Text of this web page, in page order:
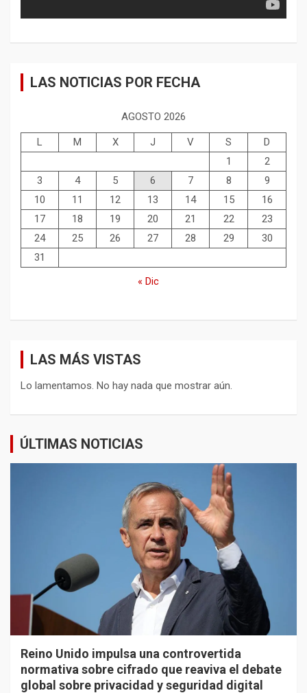
LAS NOTICIAS POR FECHA
AGOSTO 2026
L M X J V S
D
1
2
3
4 5 6 7 8
9
10
11 12 13 14 15
16
17
18 19 20 21 22
23
24
25 26 27 28 29
30
31
« Dic
LAS MÁS VISTAS
Lo lamentamos. No hay nada que mostrar aún.
ÚLTIMAS NOTICIAS
Reino Unido impulsa una controvertida
normativa sobre cifrado que reaviva el debate
global sobre privacidad y seguridad digital